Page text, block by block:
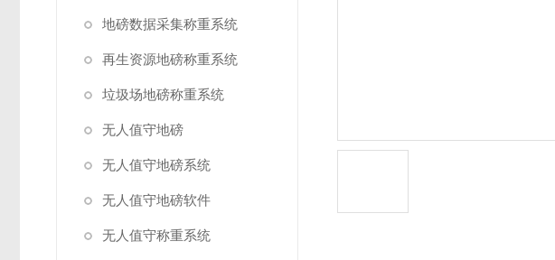
地磅数据采集称重系统
再生资源地磅称重系统
垃圾场地磅称重系统
无人值守地磅
无人值守地磅系统
无人值守地磅软件
无人值守称重系统